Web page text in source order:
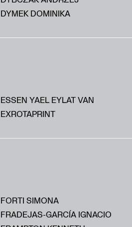
DYMEK DOMINIKA
ESSEN YAEL EYLAT VAN
EXROTAPRINT
FORTI SIMONA
FRADEJAS-GARCÍA IGNACIO